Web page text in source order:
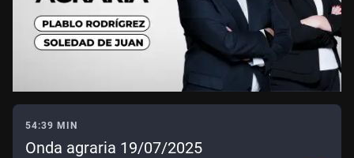
54:39 MIN
Onda agraria 19/07/2025